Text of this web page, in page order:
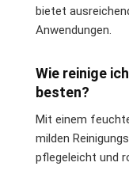
bietet
Anwendungen.
Wie reinige
besten?
Mit einem
milden
pflegeleicht und